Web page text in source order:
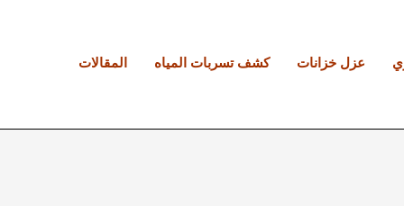
عزل خزانات كشف تسربات المياه المقالات